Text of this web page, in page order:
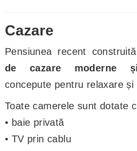
Cazare
Pensiunea recent
de cazare moderne
concepute pentru relaxare și
Toate camerele sunt dotate
• baie privată
• TV prin cablu